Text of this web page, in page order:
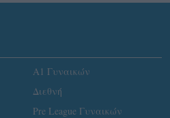
Α1 Γυναικών
Διεθνή
Pre League Γυναικών